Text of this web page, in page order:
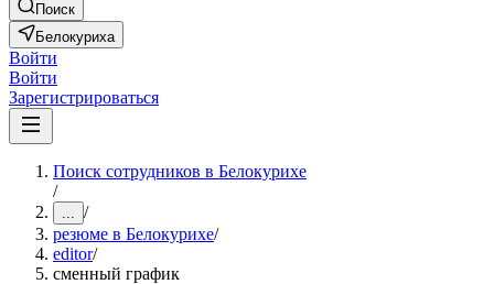
Поиск
Белокуриха
Войти
Войти
Зарегистрироваться
Поиск сотрудников в Белокурихе
/
... /
резюме в Белокурихе/
editor/
сменный график